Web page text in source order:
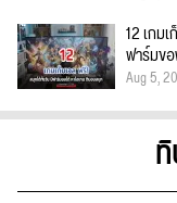
12 เกม
ฟาร์มข
Aug 5,